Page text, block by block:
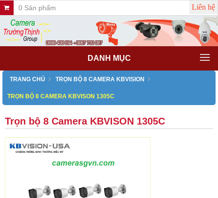
0 Sản phẩm Liên hệ
DANH MỤC
TRANG CHỦ TRỌN BỘ 8 CAMERA KBVISION
TRỌN BỘ 8 CAMERA KBVISON 1305C
Trọn bộ 8 Camera KBVISON 1305C